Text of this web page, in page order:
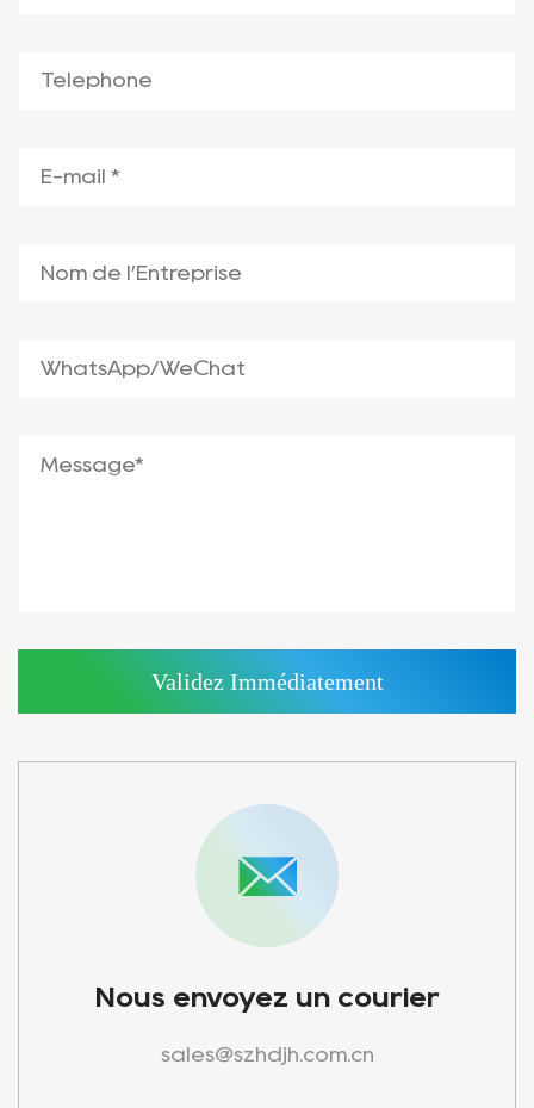
Nous envoyez un courier
sales@szhdjh.com.cn